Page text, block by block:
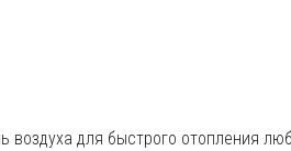
воздуха для быстрого отопления